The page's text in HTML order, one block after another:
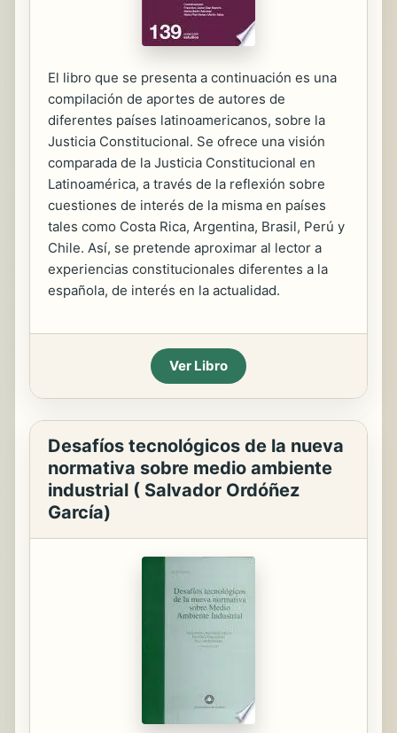
El libro que se presenta a continuación es una
compilación de aportes de autores de
diferentes países latinoamericanos, sobre la
Justicia Constitucional. Se ofrece una visión
comparada de la Justicia Constitucional en
Latinoamérica, a través de la reflexión sobre
cuestiones de interés de la misma en países
tales como Costa Rica, Argentina, Brasil, Perú y
Chile. Así, se pretende aproximar al lector a
experiencias constitucionales diferentes a la
española, de interés en la actualidad.
Ver Libro
Desafíos tecnológicos de la nueva
normativa sobre medio ambiente
industrial ( Salvador Ordóñez
García)